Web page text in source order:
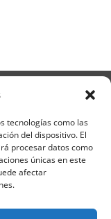
tecnologías como las
del dispositivo. El
procesar datos como
únicas en este
afectar
para alta
de pago
APPCC